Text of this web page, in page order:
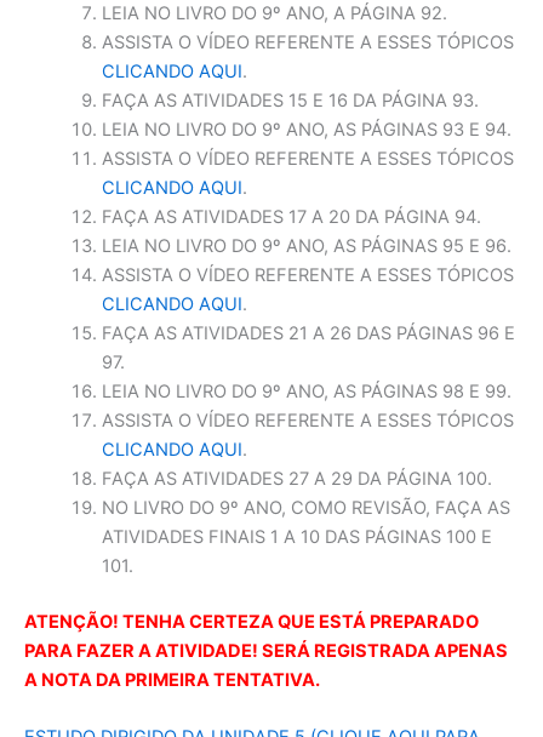
LEIA NO LIVRO DO 9º ANO, A PÁGINA 92.
ASSISTA O VÍDEO REFERENTE A ESSES TÓPICOS
CLICANDO AQUI.
FAÇA AS ATIVIDADES 15 E 16 DA PÁGINA 93.
LEIA NO LIVRO DO 9º ANO, AS PÁGINAS 93 E 94.
ASSISTA O VÍDEO REFERENTE A ESSES TÓPICOS
CLICANDO AQUI.
FAÇA AS ATIVIDADES 17 A 20 DA PÁGINA 94.
LEIA NO LIVRO DO 9º ANO, AS PÁGINAS 95 E 96.
ASSISTA O VÍDEO REFERENTE A ESSES TÓPICOS
CLICANDO AQUI.
FAÇA AS ATIVIDADES 21 A 26 DAS PÁGINAS 96 E
97.
LEIA NO LIVRO DO 9º ANO, AS PÁGINAS 98 E 99.
ASSISTA O VÍDEO REFERENTE A ESSES TÓPICOS
CLICANDO AQUI.
FAÇA AS ATIVIDADES 27 A 29 DA PÁGINA 100.
NO LIVRO DO 9º ANO, COMO REVISÃO, FAÇA AS
ATIVIDADES FINAIS 1 A 10 DAS PÁGINAS 100 E
101.
ATENÇÃO! TENHA CERTEZA QUE ESTÁ PREPARADO
PARA FAZER A ATIVIDADE! SERÁ REGISTRADA APENAS
A NOTA DA PRIMEIRA TENTATIVA.